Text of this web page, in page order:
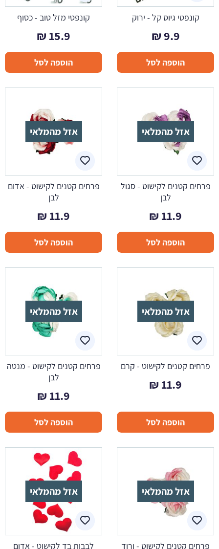
קונפטי גיוס קל - ירוק
9.9
₪
הוספה לסל
קונפטי מזל טוב - כסוף
15.9
₪
הוספה לסל
אזל מהמלאי
פרחים קטנים לקישוט - סגול
לבן
11.9
₪
הוספה לסל
אזל מהמלאי
פרחים קטנים לקישוט - אדום
לבן
11.9
₪
הוספה לסל
אזל מהמלאי
פרחים קטנים לקישוט - קרם
11.9
₪
הוספה לסל
אזל מהמלאי
פרחים קטנים לקישוט - מנטה
לבן
11.9
₪
הוספה לסל
אזל מהמלאי
פרחים קטנים לקישוט - ורוד
אזל מהמלאי
לבבות בד לקישוט - אדום